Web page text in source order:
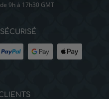
9h à 17h30 GMT